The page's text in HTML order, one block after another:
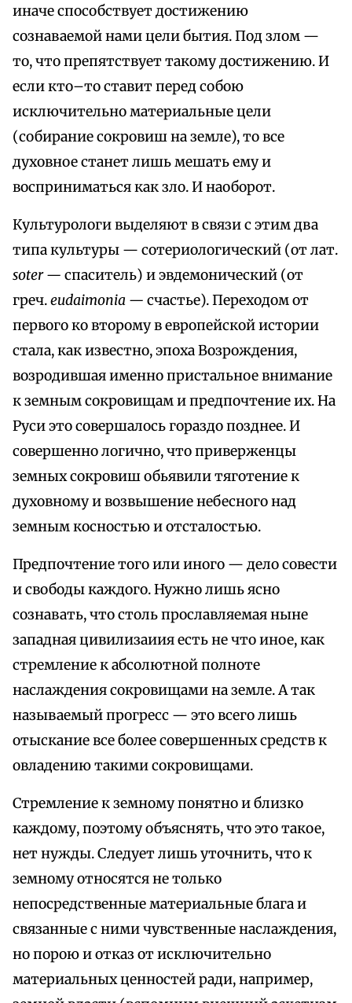
иначе способствует достижению
сознаваемой нами цели бытия. Под злом —
то, что препятствует такому достижению. И
если кто–то ставит перед собою
исключительно материальные цели
(собирание сокровиш на земле), то все
духовное станет лишь мешать ему и
восприниматься как зло. И наоборот.
Культурологи выделяют в связи с этим два
типа культуры — сотериологический (от лат.
soter — спаситель) и эвдемонический (от
греч.eudaimonia — счастье). Переходом от
первого ко второму в европейской истории
стала, как известно, эпоха Возрождения,
возродившая именно пристальное внимание
к земным сокровищам и предпочтение их. На
Руси это совершалось гораздо позднее. И
совершенно логично, что приверженцы
земных сокровиш обьявили тяготение к
духовному и возвышение небесного над
земным косностью и отсталостью.
Предпочтение того или иного — дело совести
и свободы каждого. Нужно лишь ясно
сознавать, что столь прославляемая ныне
западная цивилизаиия есть не что иное, как
стремление к абсолютной полноте
наслаждения сокровищами на земле. А так
называемый прогресс — это всего лишь
отыскание все более совершенных средств к
овладению такими сокровищами.
Стремление к земному понятно и близко
каждому, поэтому объяснять, что это такое,
нет нужды. Следует лишь уточнить, что к
земному относятся не только
непосредственные материальные блага и
связанные с ними чувственные наслаждения,
но порою и отказ от исключительно
материальных ценностей ради, например,